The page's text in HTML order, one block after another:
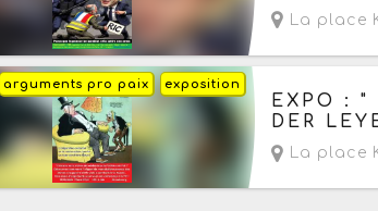
La place
exposition
arguments pro paix
Aujourd'hui
EXPO : "
DER
La place